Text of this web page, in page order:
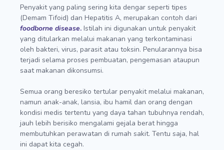
Penyakit yang paling sering kita dengar seperti tipes
(Demam Tifoid) dan Hepatitis A, merupakan contoh dari
foodborne disease. Istilah ini digunakan untuk penyakit
yang ditularkan melalui makanan yang terkontaminasi
oleh bakteri, virus, parasit atau toksin. Penularannya bisa
terjadi selama proses pembuatan, pengemasan ataupun
saat makanan dikonsumsi.
Semua orang beresiko tertular penyakit melalui makanan,
namun anak-anak, lansia, ibu hamil dan orang dengan
kondisi medis tertentu yang daya tahan tubuhnya rendah,
jauh lebih berisiko mengalami gejala berat hingga
membutuhkan perawatan di rumah sakit. Tentu saja, hal
ini dapat kita cegah.